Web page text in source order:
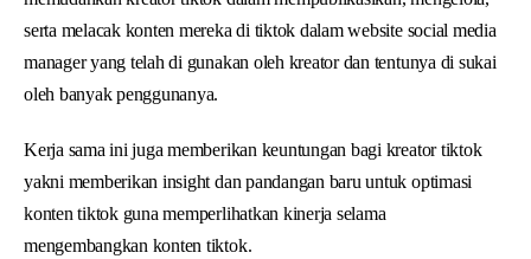
serta melacak konten mereka di tiktok dalam website social media
manager yang telah di gunakan oleh kreator dan tentunya di sukai
oleh banyak penggunanya.
Kerja sama ini juga memberikan keuntungan bagi kreator tiktok
yakni memberikan insight dan pandangan baru untuk optimasi
konten tiktok guna memperlihatkan kinerja selama
mengembangkan konten tiktok.